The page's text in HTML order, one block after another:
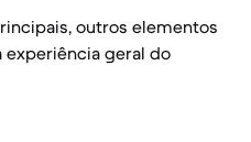
outros elementos
geral do